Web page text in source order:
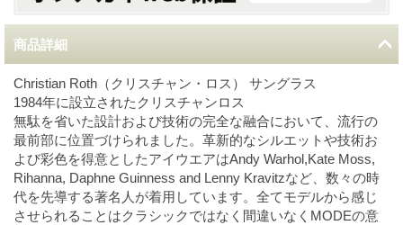
商品詳細
Christian Roth（クリスチャン・ロス） サングラス
1984年に設立されたクリスチャンロス
無駄を省いた設計および技術の完全な融合において、流行の
最前部に位置づけられました。革新的なシルエットや技術お
よび彩色を得意としたアイウエアはAndy Warhol,Kate Moss,
Rihanna, Daphne Guinness and Lenny Kravitzなど、数々の時
代を先導する著名人が着用しています。全てモデルから感じ
させられることはクラシックではなく間違いなくMODEの意